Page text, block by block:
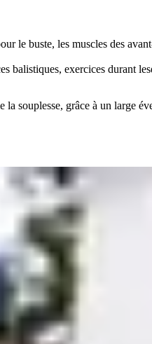
le buste, les muscles des
balistiques, exercices durant
souplesse, grâce à un large